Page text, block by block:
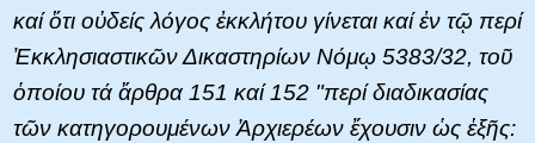
καί ὅτι οὐδείς λόγος ἐκκλήτου γίνεται καί ἐν τῷ περί
Ἐκκλησιαστικῶν Δικαστηρίων Νόμῳ 5383/32, τοῦ
ὁποίου τά ἄρθρα 151 καί 152 "περί διαδικασίας
τῶν κατηγορουμένων Ἀρχιερέων ἔχουσιν ὡς ἑξῆς: